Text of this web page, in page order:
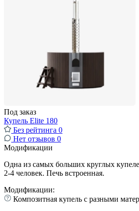
Под заказ
Купель Elite 180
Без рейтинга 0
Нет отзывов 0
Модификации
Одна из самых больших круглых
2-4 человек. Печь встроенная.
Модификации:
Композитная купель с разными